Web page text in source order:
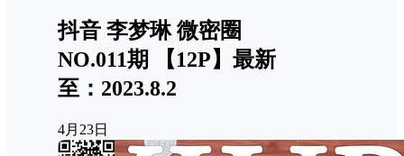
抖音 李梦琳 微密圈
NO.011期 【12P】最新
至：2023.8.2
4月23日